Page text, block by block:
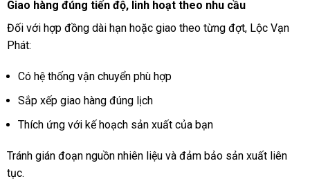
Giao hàng đúng tiến độ, linh hoạt theo nhu cầu
Đối với hợp đồng dài hạn hoặc giao theo từng đợt, Lộc Vạn
Phát:
Có hệ thống vận chuyển phù hợp
Sắp xếp giao hàng đúng lịch
Thích ứng với kế hoạch sản xuất của bạn
Tránh gián đoạn nguồn nhiên liệu và đảm bảo sản xuất liên
tục.